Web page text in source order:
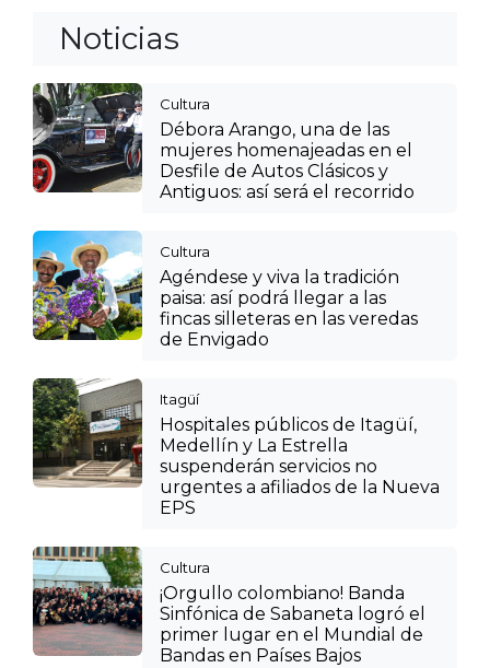
Noticias
Cultura
Débora Arango, una de las
mujeres homenajeadas en el
Desfile de Autos Clásicos y
Antiguos: así será el recorrido
Cultura
Agéndese y viva la tradición
paisa: así podrá llegar a las
fincas silleteras en las veredas
de Envigado
Itagüí
Hospitales públicos de Itagüí,
Medellín y La Estrella
suspenderán servicios no
urgentes a afiliados de la Nueva
EPS
Cultura
¡Orgullo colombiano! Banda
Sinfónica de Sabaneta logró el
primer lugar en el Mundial de
Bandas en Países Bajos